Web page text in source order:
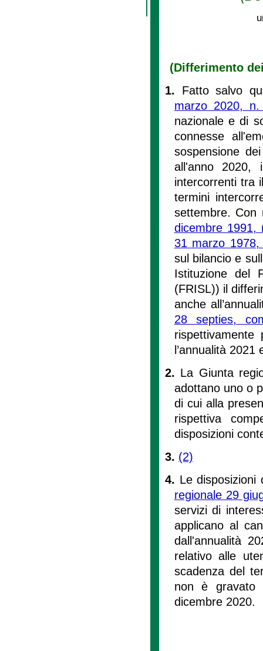
(Differimento
1. Fatto salvo
marzo 2020,
nazionale e di
connesse
sospensione
all'anno 2020,
intercorrenti tra
termini
settembre.
dicembre 1991,
31 marzo
sul bilancio e
Istituzione del
(FRISL)) il
anche
28 septies,
l’annualità
2. La Giunta
adottano uno o
di cui alla
rispettiva
disposizioni
3. (2)
4. Le
regionale 29
servizi di
applicano al
dall'annualità
relativo alle
scadenza del
non è gravato
dicembre 2020.